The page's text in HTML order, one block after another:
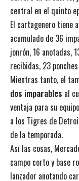
central en el quinto
El cartagenero tiene
acumulado de 36
jonrón, 16 anotadas,
recibidas, 23
Mientras tanto, el
dos imparables al
ventaja para su
a los Tigres de
de la temporada.
Así las cosas,
campo corto y base
lanzador anotando